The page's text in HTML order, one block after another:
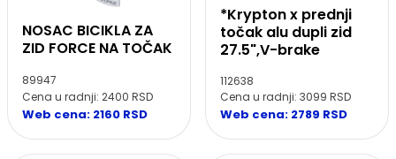
NOSAC BICIKLA ZA
ZID FORCE NA TOČAK
89947
Cena u radnji: 2400 RSD
Web cena: 2160 RSD
*Krypton x prednji
točak alu dupli zid
27.5",V-brake
112638
Cena u radnji: 3099 RSD
Web cena: 2789 RSD